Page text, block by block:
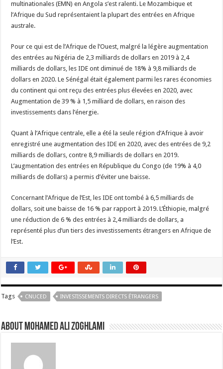
multinationales (EMN) en Angola s’est ralenti. Le Mozambique et
l’Afrique du Sud représentaient la plupart des entrées en Afrique
australe.
Pour ce qui est de l’Afrique de l’Ouest, malgré la légère augmentation
des entrées au Nigéria de 2,3 milliards de dollars en 2019 à 2,4
milliards de dollars, les IDE ont diminué de 18% à 9,8 milliards de
dollars en 2020. Le Sénégal était également parmi les rares économies
du continent qui ont reçu des entrées plus élevées en 2020, avec
Augmentation de 39 % à 1,5 milliard de dollars, en raison des
investissements dans l’énergie.
Quant à l’Afrique centrale, elle a été la seule région d’Afrique à avoir
enregistré une augmentation des IDE en 2020, avec des entrées de 9,2
milliards de dollars, contre 8,9 milliards de dollars en 2019.
L’augmentation des entrées en République du Congo (de 19% à 4,0
milliards de dollars) a permis d’éviter une baisse.
Concernant l’Afrique de l’Est, les IDE ont tombé à 6,5 milliards de
dollars, soit une baisse de 16 % par rapport à 2019. L’Éthiopie, malgré
une réduction de 6 % des entrées à 2,4 milliards de dollars, a
représenté plus d’un tiers des investissements étrangers en Afrique de
l’Est.
Tags CNUCED INVESTISSEMENTS DIRECTS ÉTRANGERS
About Mohamed Ali Zoghlami